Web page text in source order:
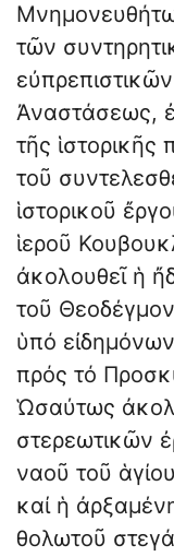
τῶν
Ἀναστάσεως,
τῆς
τοῦ
ἱστορικοῦ
ἱεροῦ
ἀκολουθεῖ ἡ
τοῦ
ὑπό
πρός τό
Ὡσαύτως
στερεωτικῶν
ναοῦ τοῦ
καί ἡ
θολωτοῦ